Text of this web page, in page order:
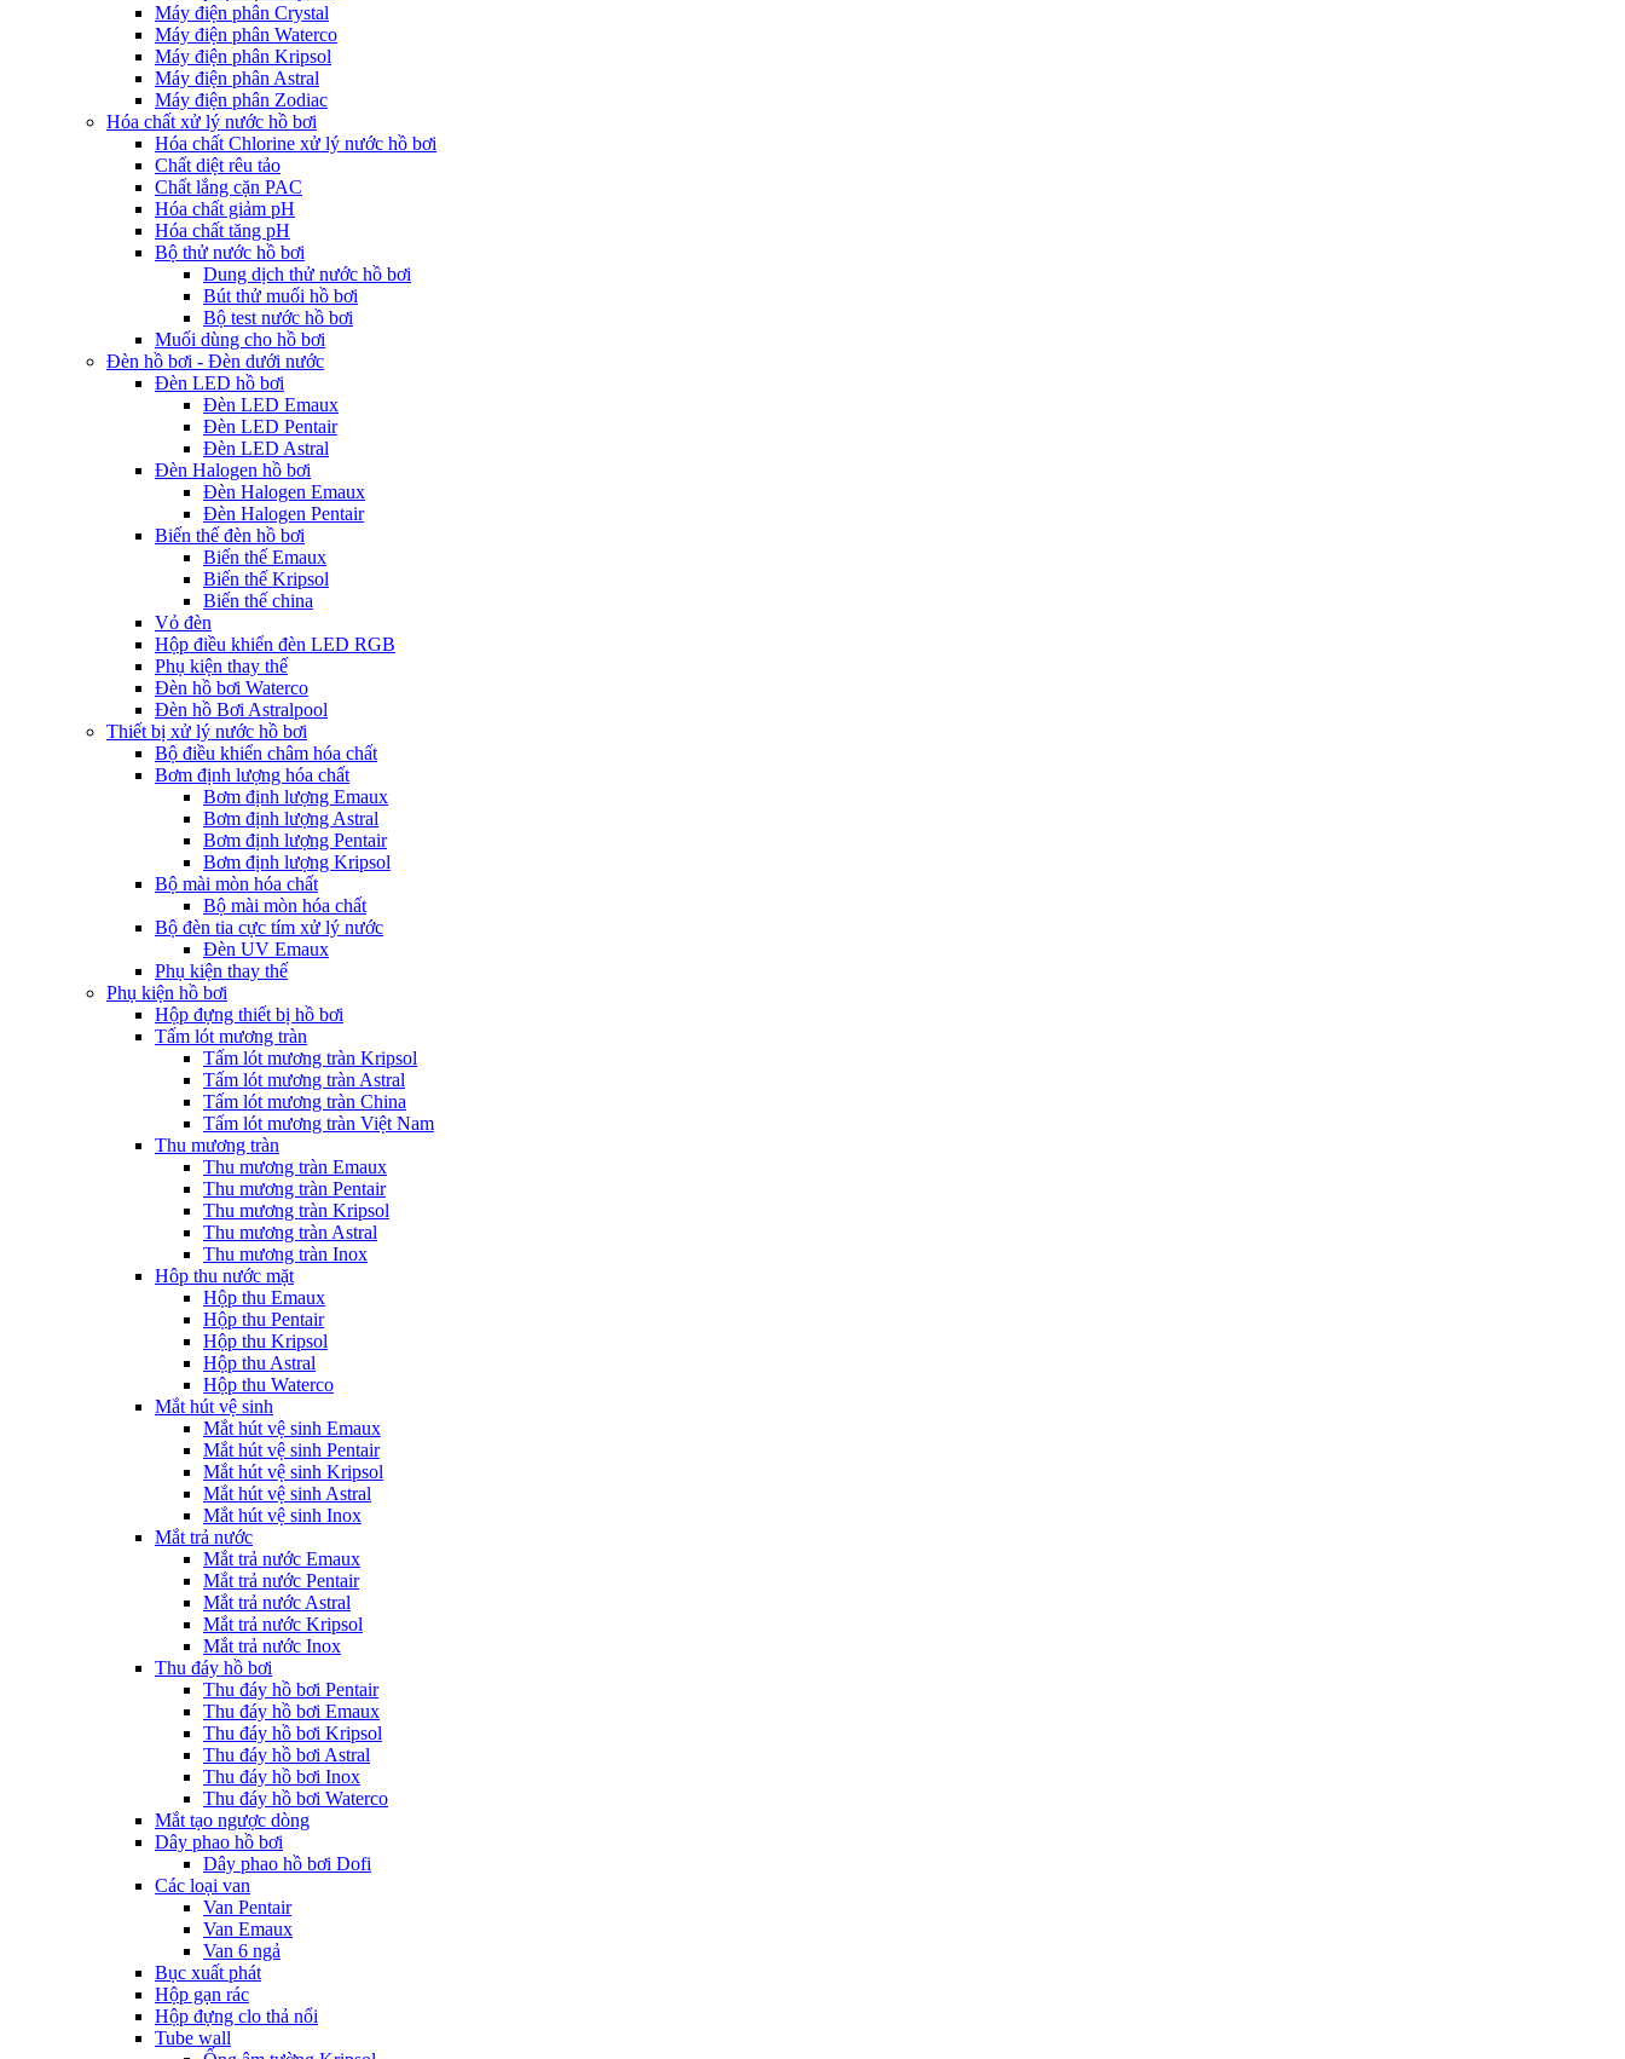
Máy điện phân Crystal
Máy điện phân Waterco
Máy điện phân Kripsol
Máy điện phân Astral
Máy điện phân Zodiac
Hóa chất xử lý nước hồ bơi
Hóa chất Chlorine xử lý nước hồ bơi
Chất diệt rêu tảo
Chất lắng cặn PAC
Hóa chất giảm pH
Hóa chất tăng pH
Bộ thử nước hồ bơi
Dung dịch thử nước hồ bơi
Bút thử muối hồ bơi
Bộ test nước hồ bơi
Muối dùng cho hồ bơi
Đèn hồ bơi - Đèn dưới nước
Đèn LED hồ bơi
Đèn LED Emaux
Đèn LED Pentair
Đèn LED Astral
Đèn Halogen hồ bơi
Đèn Halogen Emaux
Đèn Halogen Pentair
Biến thế đèn hồ bơi
Biến thế Emaux
Biến thế Kripsol
Biến thế china
Vỏ đèn
Hộp điều khiển đèn LED RGB
Phụ kiện thay thế
Đèn hồ bơi Waterco
Đèn hồ Bơi Astralpool
Thiết bị xử lý nước hồ bơi
Bộ điều khiển châm hóa chất
Bơm định lượng hóa chất
Bơm định lượng Emaux
Bơm định lượng Astral
Bơm định lượng Pentair
Bơm định lượng Kripsol
Bộ mài mòn hóa chất
Bộ mài mòn hóa chất
Bộ đèn tia cực tím xử lý nước
Đèn UV Emaux
Phụ kiện thay thế
Phụ kiện hồ bơi
Hộp đựng thiết bị hồ bơi
Tấm lót mương tràn
Tấm lót mương tràn Kripsol
Tấm lót mương tràn Astral
Tấm lót mương tràn China
Tấm lót mương tràn Việt Nam
Thu mương tràn
Thu mương tràn Emaux
Thu mương tràn Pentair
Thu mương tràn Kripsol
Thu mương tràn Astral
Thu mương tràn Inox
Hôp thu nước mặt
Hộp thu Emaux
Hộp thu Pentair
Hộp thu Kripsol
Hộp thu Astral
Hộp thu Waterco
Mắt hút vệ sinh
Mắt hút vệ sinh Emaux
Mắt hút vệ sinh Pentair
Mắt hút vệ sinh Kripsol
Mắt hút vệ sinh Astral
Mắt hút vệ sinh Inox
Mắt trả nước
Mắt trả nước Emaux
Mắt trả nước Pentair
Mắt trả nước Astral
Mắt trả nước Kripsol
Mắt trả nước Inox
Thu đáy hồ bơi
Thu đáy hồ bơi Pentair
Thu đáy hồ bơi Emaux
Thu đáy hồ bơi Kripsol
Thu đáy hồ bơi Astral
Thu đáy hồ bơi Inox
Thu đáy hồ bơi Waterco
Mắt tạo ngược dòng
Dây phao hồ bơi
Dây phao hồ bơi Dofi
Các loại van
Van Pentair
Van Emaux
Van 6 ngả
Bục xuất phát
Hộp gạn rác
Hộp đựng clo thả nổi
Tube wall